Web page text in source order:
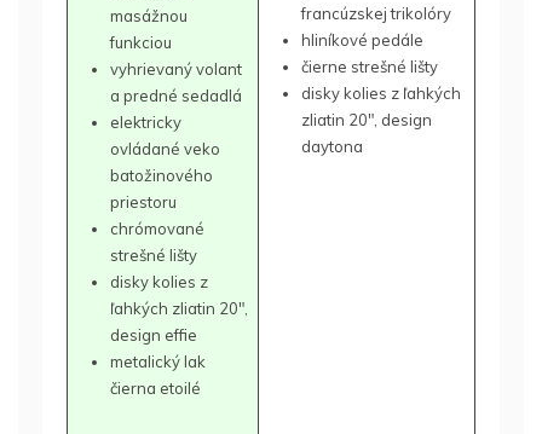
masážnou
funkciou
vyhrievaný volant
a predné sedadlá
elektricky
ovládané veko
batožinového
priestoru
chrómované
strešné lišty
disky kolies z
ľahkých zliatin 20″,
design effie
metalický lak
čierna etoilé
francúzskej trikolóry
hliníkové pedále
čierne strešné lišty
disky kolies z ľahkých
zliatin 20″, design
daytona